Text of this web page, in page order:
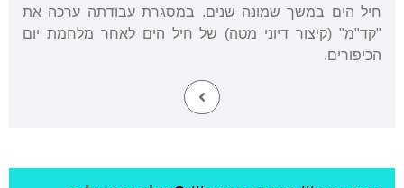
חיל הים במשך שמונה שנים. במסגרת עבודתה ערכה את
"קד"מ" (קיצור דיוני מטה) של חיל הים לאחר מלחמת יום
הכיפורים.